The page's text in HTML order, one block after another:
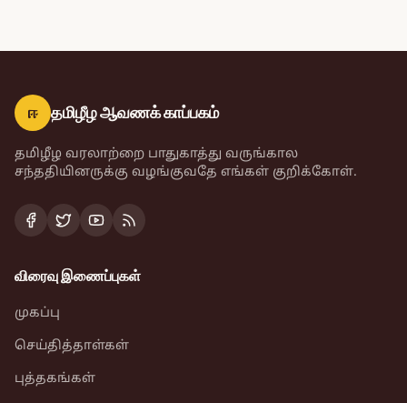
ஈ தமிழீழ ஆவணக் காப்பகம்
தமிழீழ வரலாற்றை பாதுகாத்து வருங்கால
சந்ததியினருக்கு வழங்குவதே எங்கள் குறிக்கோள்.
விரைவு இணைப்புகள்
முகப்பு
செய்தித்தாள்கள்
புத்தகங்கள்